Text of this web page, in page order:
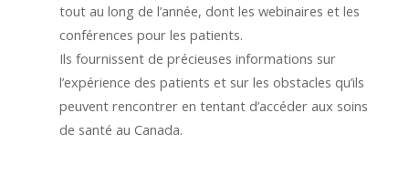
tout au long de l’année, dont les webinaires et les
conférences pour les patients.
Ils fournissent de précieuses informations sur
l’expérience des patients et sur les obstacles qu’ils
peuvent rencontrer en tentant d’accéder aux soins
de santé au Canada.